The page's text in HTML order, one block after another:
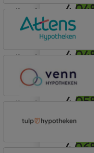
lineair
Attens Hypotheken
lineair
lineair
Venn Hypotheken